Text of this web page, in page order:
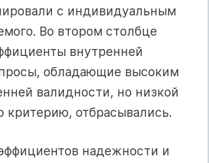
с индивидуальным
Во втором столбце
внутрен­ней
обладающие высоким
валидности, но низкой
критерию, отбрасывались.
надежности и